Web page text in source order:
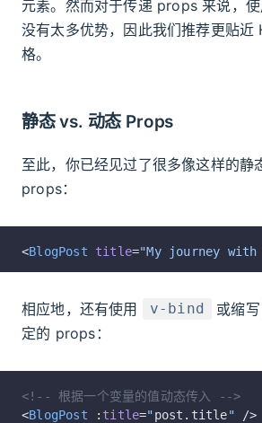
元素。然而对于传递 props 来说，
没有太多优势，因此我们推荐更贴近
格。
静态 vs. 动态 Props
至此，你已经见过了很多像这样的静
props：
<BlogPost title="My journey with
相应地，还有使用 v-bind 或缩写
定的 props：
<!-- 根据一个变量的值动态传入 -->
<BlogPost : title="post.title" />